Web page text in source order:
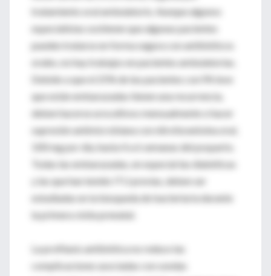
tratamiento oral ambulatorio. Aunque algunos
especialistas sostienen que algunas pacientes
pueden tratarse en forma segura con antibióticos
orales, no hay trabajos en pacientes ambulatorias.
Debido a que el 25% de las pacientes con PA leve
que están embarazadas tienen una recurrencia,
deben hacerse urocultivos mensualmente o hacer
supresión antimicrobiana con nitrofurantoina oral,
100 mg por día, hasta 4 a 6 semanas del posparto.
Todas las embarazadas, en especial las diabéticas
y las que han tenido ITU previas, deben ser
estudiadas en la búsqueda de bacteriuria durante
la primera visita prenatal.
La profilaxis antibiótica no reduce las
complicaciones asociadas con sondas